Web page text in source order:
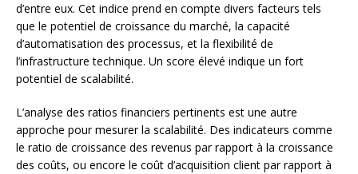
d’entre eux. Cet indice prend en compte divers facteurs tels
que le potentiel de croissance du marché, la capacité
d’automatisation des processus, et la flexibilité de
l’infrastructure technique. Un score élevé indique un fort
potentiel de scalabilité.
L’analyse des ratios financiers pertinents est une autre
approche pour mesurer la scalabilité. Des indicateurs comme
le ratio de croissance des revenus par rapport à la croissance
des coûts, ou encore le coût d’acquisition client par rapport à